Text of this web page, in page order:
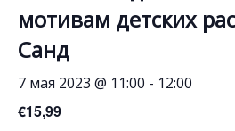
мотивам детских
Санд
7 мая 2023 @ 11:00 - 12:00
€15,99